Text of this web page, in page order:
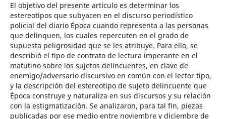
El objetivo del presente artículo es determinar los
estereotipos que subyacen en el discurso periodístico
policial del diario Época cuando representa a las personas
que delinquen, los cuales repercuten en el grado de
supuesta peligrosidad que se les atribuye. Para ello, se
describió el tipo de contrato de lectura imperante en el
matutino sobre los sujetos delincuentes, en clave de
enemigo/adversario discursivo en común con el lector tipo,
y la descripción del estereotipo de sujeto delincuente que
Época construye y naturaliza en sus discursos y su relación
con la estigmatización. Se analizaron, para tal fin, piezas
publicadas por ese medio entre noviembre y diciembre de